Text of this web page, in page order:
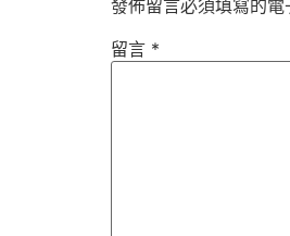
發佈留言必須填寫的電
留言 *